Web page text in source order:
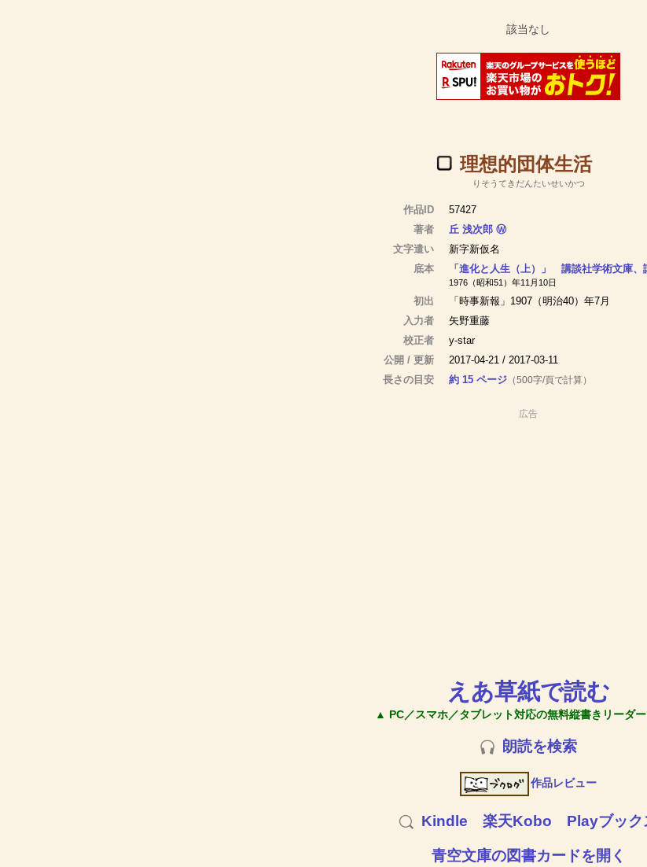
理想的団体生活
りそうてきだんたいせいかつ
作品ID
57427
著者
丘 浅次郎 Ⓦ
文字遣い
新字新仮名
底本
「進化と人生（上）」 講談社学術文庫、
1976（昭和51）年11月10日
初出
「時事新報」1907（明治40）年7月
入力者
矢野重藤
校正者
y-star
公開 / 更新
2017-04-21 / 2017-03-11
長さの目安
約 15 ページ （500字/頁で計算）
広告
えあ草紙で読む
▲ PC／スマホ／タブレット対応の無料縦書きリーダ
朗読を検索
作品レビュー
Kindle 楽天Kobo Playブック
青空文庫の図書カードを開く